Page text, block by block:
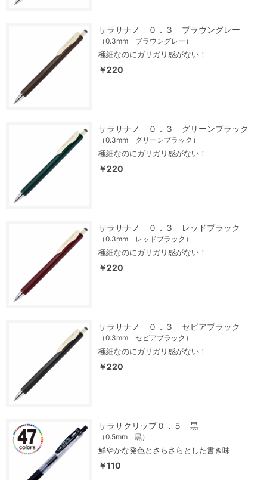
サラサナノ ０．３ ブラウングレー
（0.3mm ブラウングレー）
極細なのにガリガリ感がない！
￥220
サラサナノ ０．３ グリーンブラック
（0.3mm グリーンブラック）
極細なのにガリガリ感がない！
￥220
サラサナノ ０．３ レッドブラック
（0.3mm レッドブラック）
極細なのにガリガリ感がない！
￥220
サラサナノ ０．３ セピアブラック
（0.3mm セピアブラック）
極細なのにガリガリ感がない！
￥220
サラサクリップ０．５ 黒
（0.5mm 黒）
鮮やかな発色とさらさらとした書き味
￥110